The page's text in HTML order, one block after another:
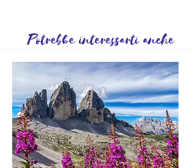
Potrebbe interessarti anche